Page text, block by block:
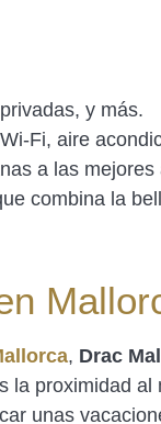
y más.
Fi, aire
a las
combina la
, Drac
proximidad
unas